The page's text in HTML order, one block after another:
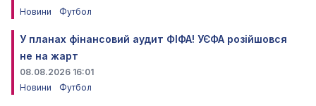
Новини
Футбол
У планах фінансовий аудит ФІФА! УЄФА розійшовся
не на жарт
08.08.2026 16:01
Новини
Футбол